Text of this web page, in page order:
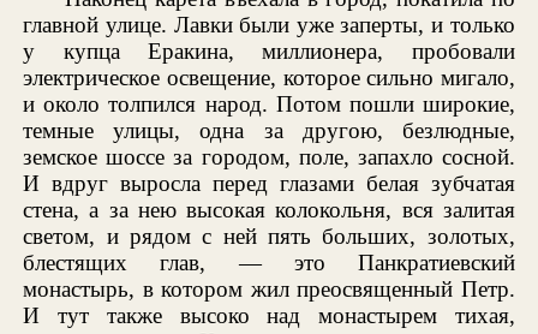
главной улице. Лавки были уже заперты, и только
у купца Еракина, миллионера, пробовали
электрическое освещение, которое сильно мигало,
и около толпился народ. Потом пошли широкие,
темные улицы, одна за другою, безлюдные,
земское шоссе за городом, поле, запахло сосной.
И вдруг выросла перед глазами белая зубчатая
стена, а за нею высокая колокольня, вся залитая
светом, и рядом с ней пять больших, золотых,
блестящих глав, — это Панкратиевский
монастырь, в котором жил преосвященный Петр.
И тут также высоко над монастырем тихая,